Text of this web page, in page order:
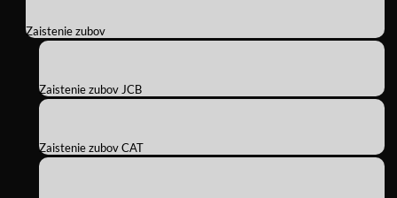
Zaistenie zubov
Zaistenie zubov JCB
Zaistenie zubov CAT